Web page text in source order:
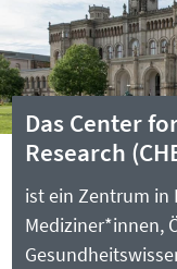
Das Center
Research
ist ein Zentrum in
Mediziner*innen,